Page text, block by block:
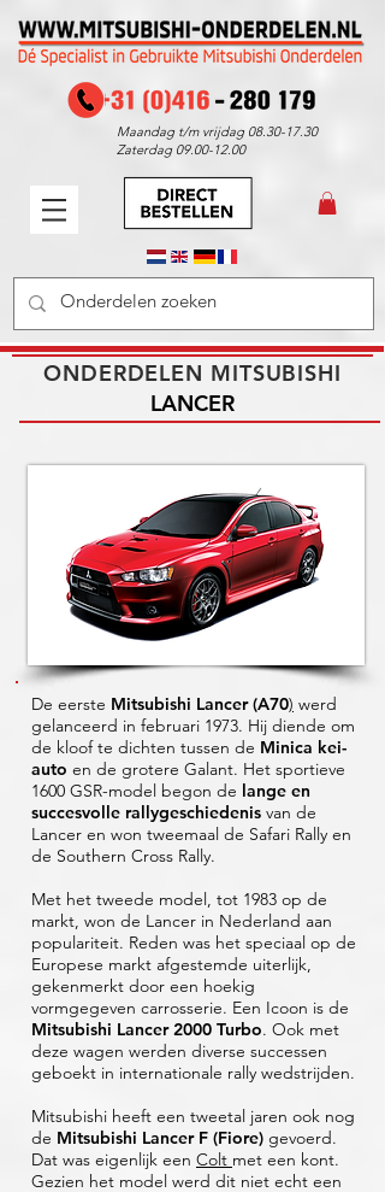
Maandag t/m vrijdag 08.30-17.30
Zaterdag 09.00-12.00
ONDERDELEN MITSUBISHI
LANCER
De eerste Mitsubishi Lancer (A70) werd
gelanceerd in februari 1973. Hij diende om
de kloof te dichten tussen de Minica kei-
auto en de grotere Galant. Het sportieve
1600 GSR-model begon de lange en
succesvolle rallygeschiedenis van de
Lancer en won tweemaal de Safari Rally en
de Southern Cross Rally.
Met het tweede model, tot 1983 op de
markt, won de Lancer in Nederland aan
populariteit. Reden was het speciaal op de
Europese markt afgestemde uiterlijk,
gekenmerkt door een hoekig
vormgegeven carrosserie. Een Icoon is de
Mitsubishi Lancer 2000 Turbo. Ook met
deze wagen werden diverse successen
geboekt in internationale rally wedstrijden.
Mitsubishi heeft een tweetal jaren ook nog
de Mitsubishi Lancer F (Fiore) gevoerd.
Dat was eigenlijk een Colt met een kont.
Gezien het model werd dit niet echt een